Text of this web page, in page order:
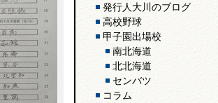
発行人大川のブログ
高校野球
甲子園出場校
南北海道
北北海道
センバツ
コラム